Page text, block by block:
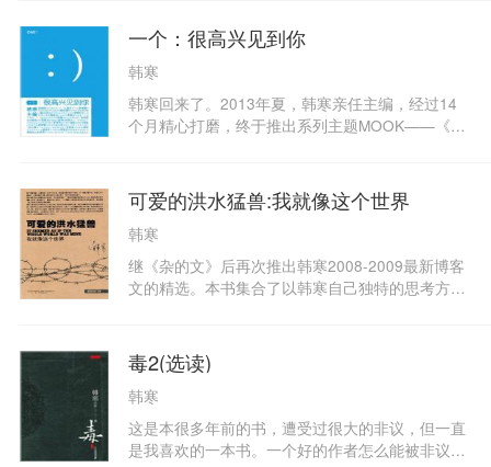
80后、107岁老人……为你回答。
娘》质朴感人；赵本山第53位弟子、“屌丝男士”大
鹏带来《我和家驹》，怀旧永远的 beyond；号
称“90后男神”的新人陈谌，以《冰箱里的企鹅》
《时光若刻》两篇作品成为本书“头条”；韩寒旗下
大赞女作者张晓晗的《爱他们的时候我们像条
狗》，文字泼辣风趣依旧；新书《女王乔安》已同
一个：很高兴见到你
韩寒
韩寒回来了。2013年夏，韩寒亲任主编，经过14
个月精心打磨，终于推出系列主题MOOK——《一
《井与陆地，海和岛屿》；有“ONE?一个”APP人气
文章，张晓晗、颜茹玉、咪蒙、荞麦、蔡崇达、暖
小团等未来文学之星齐聚一堂；李海鹏、李娟、七
堇年、那多一众实力派作家加盟；更收录陈坤、蔡
康永、曾轶可、邵夷贝等跨界明星的文学处女作。
而始终不变的是韩寒独有的文艺气息，摒弃无病呻
部，每期只会严选30篇以内文学作品，将来自天才
级新人和读者最关心的写作者们。每一篇入选作品
都将至少被100万人欣赏，并成为当季的城中热门
话题。在充斥着海量信息的小时代里，这只是一本
简单的书，一本或许睡前起后能读一读的书。它强
可爱的洪水猛兽:我就像这个世界
韩寒
继《杂的文》后再次推出韩寒2008-2009最新博客
文的精选。本书集合了以韩寒自己独特的思考方式
语，最有趣的内容，一一奉献给读者。
毒2(选读)
韩寒
这是本很多年前的书，遭受过很大的非议，但一直
是我喜欢的一本书。一个好的作者怎么能被非议改